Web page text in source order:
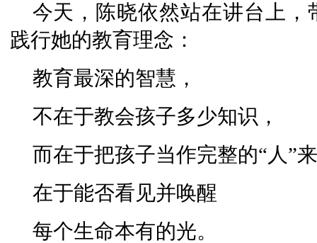
今天，陈晓依然站在讲台上
践行她的教育理念：
教育最深的智慧，
不在于教会孩子多少知识，
而在于把孩子当作完整的“人”
在于能否看见并唤醒
每个生命本有的光。